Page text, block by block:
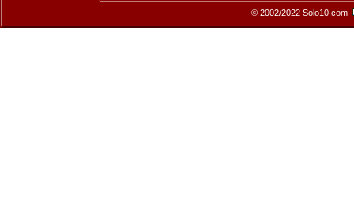
© 2002/2022 Solo10.com